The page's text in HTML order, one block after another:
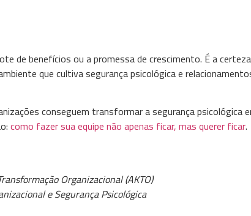
de benefícios ou a promessa de crescimento. É a
que cultiva segurança psicológica e
conseguem transformar a segurança psicológica
como fazer sua equipe não apenas ficar, mas querer ficar.
Organizacional (AKTO)
e Segurança Psicológica